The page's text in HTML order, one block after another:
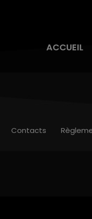
ACCUEIL
Contacts